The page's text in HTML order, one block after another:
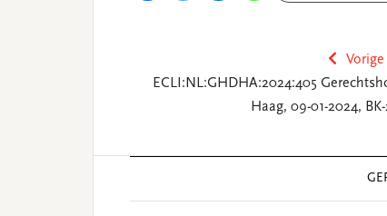
Vorige
ECLI:NL:GHDHA:2024:405
Haag, 09-01-2024,